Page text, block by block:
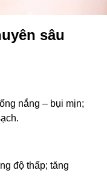
sâu
nắng – bụi mịn;
độ thấp; tăng